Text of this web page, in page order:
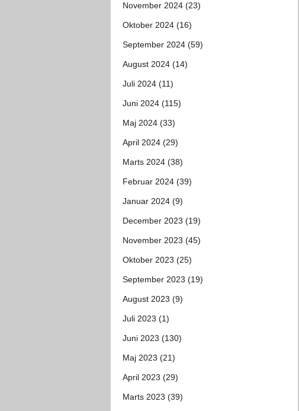
November 2024 (23)
Oktober 2024 (16)
September 2024 (59)
August 2024 (14)
Juli 2024 (11)
Juni 2024 (115)
Maj 2024 (33)
April 2024 (29)
Marts 2024 (38)
Februar 2024 (39)
Januar 2024 (9)
December 2023 (19)
November 2023 (45)
Oktober 2023 (25)
September 2023 (19)
August 2023 (9)
Juli 2023 (1)
Juni 2023 (130)
Maj 2023 (21)
April 2023 (29)
Marts 2023 (39)